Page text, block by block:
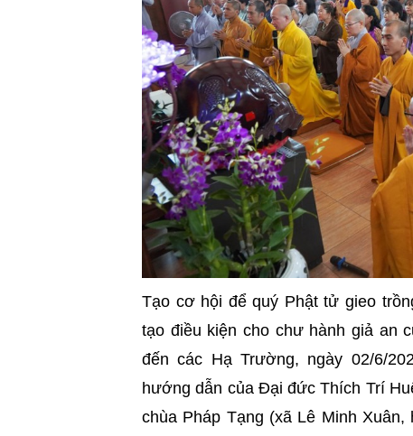
Tạo cơ hội để quý Phật tử gieo
tạo điều kiện cho chư hành giả an
đến các Hạ Trường, ngày 02/6/
hướng dẫn của Đại đức Thích Trí
chùa Pháp Tạng (xã Lê Minh